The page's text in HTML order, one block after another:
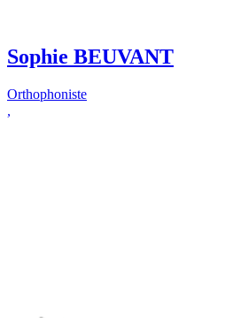
Sophie BEUVANT
Orthophoniste